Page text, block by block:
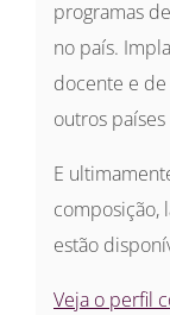
programas
no país.
docente e
outros
E
composição,
estão
Veja o perfil